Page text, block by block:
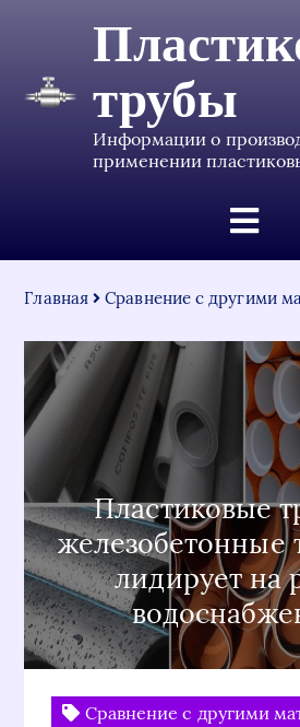
трубы
Информации о
применении
Главная Сравнение с другими
Пластиковые
железобетонные
лидирует на
Сравнение с другими